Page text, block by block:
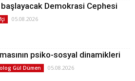
Demokrasi Cephesi
05.08.2026
psiko-sosyal dinamikleri
Gül Dümen 05.08.2026